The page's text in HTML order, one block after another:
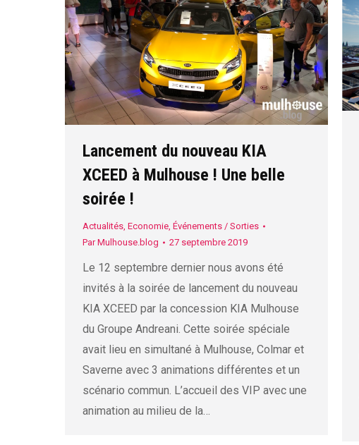
Lancement du nouveau KIA
XCEED à Mulhouse ! Une belle
soirée !
Actualités, Economie, Événements / Sorties
ParMulhouse.blog 27 septembre 2019
Le 12 septembre dernier nous avons été
invités à la soirée de lancement du nouveau
KIA XCEED par la concession KIA Mulhouse
du Groupe Andreani. Cette soirée spéciale
avait lieu en simultané à Mulhouse, Colmar et
Saverne avec 3 animations différentes et un
scénario commun. L’accueil des VIP avec une
animation au milieu de la…